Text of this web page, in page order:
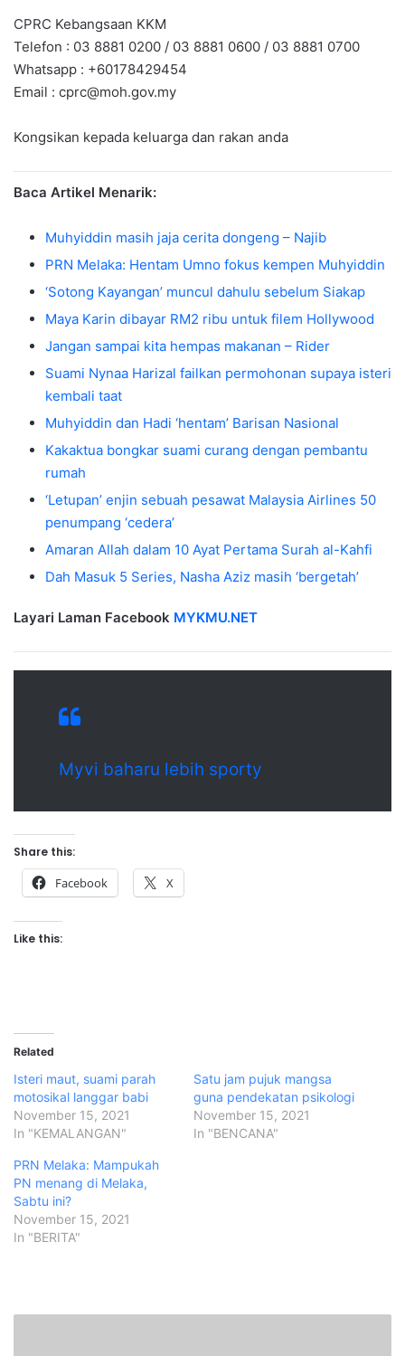
CPRC Kebangsaan KKM
Telefon : 03 8881 0200 / 03 8881 0600 / 03 8881 0700
Whatsapp : +60178429454
Email : cprc@moh.gov.my
Kongsikan kepada keluarga dan rakan anda
Baca Artikel Menarik:
Muhyiddin masih jaja cerita dongeng – Najib
PRN Melaka: Hentam Umno fokus kempen Muhyiddin
‘Sotong Kayangan’ muncul dahulu sebelum Siakap
Maya Karin dibayar RM2 ribu untuk filem Hollywood
Jangan sampai kita hempas makanan – Rider
Suami Nynaa Harizal failkan permohonan supaya isteri
kembali taat
Muhyiddin dan Hadi ‘hentam’ Barisan Nasional
Kakaktua bongkar suami curang dengan pembantu
rumah
‘Letupan’ enjin sebuah pesawat Malaysia Airlines 50
penumpang ‘cedera’
Amaran Allah dalam 10 Ayat Pertama Surah al-Kahfi
Dah Masuk 5 Series, Nasha Aziz masih ‘bergetah’
Layari Laman Facebook MYKMU.NET
Myvi baharu lebih sporty
Share this:
Facebook X
Like this:
Related
Isteri maut, suami parah
motosikal langgar babi
November 15, 2021
In "KEMALANGAN"
Satu jam pujuk mangsa
guna pendekatan psikologi
November 15, 2021
In "BENCANA"
PRN Melaka: Mampukah
PN menang di Melaka,
Sabtu ini?
November 15, 2021
In "BERITA"